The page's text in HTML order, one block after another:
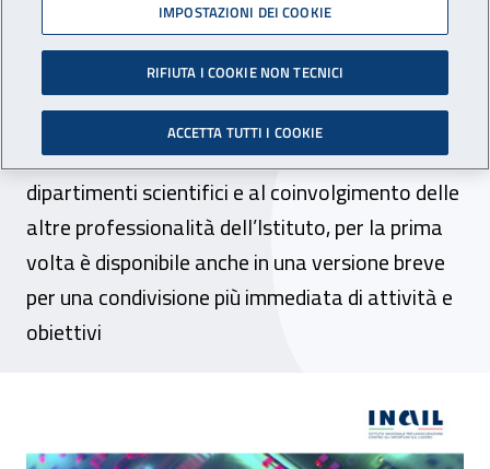
Online il Piano delle attività
di ricerca Inail 2025-2027
Caratterizzato da una maggiore spinta
all’interdisciplinarità, all’impegno sinergico tra i
dipartimenti scientifici e al coinvolgimento delle
altre professionalità dell’Istituto, per la prima
volta è disponibile anche in una versione breve
per una condivisione più immediata di attività e
obiettivi
Online il Piano delle attività di ricerca
IMPOSTAZIONI DEI COOKIE
RIFIUTA I COOKIE NON TECNICI
ACCETTA TUTTI I COOKIE